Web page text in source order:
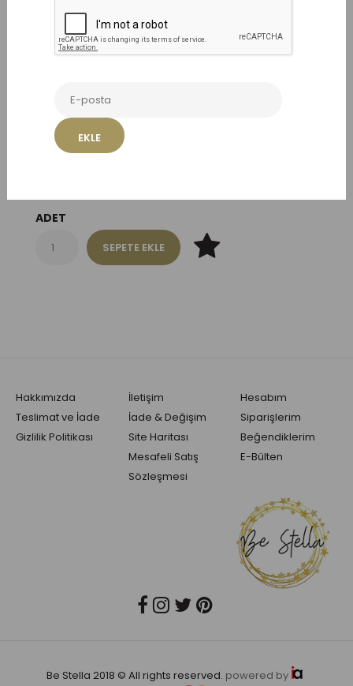
EKLE
125,00 TL
1-3 YAŞ 3-5 YAŞ
ADET
Hakkımızda
Teslimat ve İade
Gizlilik Politikası
İletişim
İade & Değişim
Site Haritası
Mesafeli Satış
Sözleşmesi
Hesabım
Siparişlerim
Beğendiklerim
E-Bülten
Be Stella 2018 © All rights reserved. powered by